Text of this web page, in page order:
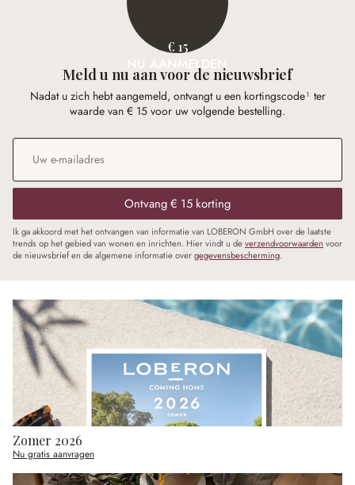
€ 15
NU AANMELDEN
Meld u nu aan voor de nieuwsbrief
Nadat u zich hebt aangemeld, ontvangt u een kortingscode¹ ter
waarde van € 15 voor uw volgende bestelling.
E-mailadres
Ontvang € 15 korting
Ik ga akkoord met het ontvangen van informatie van LOBERON GmbH over de laatste
trends op het gebied van wonen en inrichten. Hier vindt u deverzendvoorwaarden voor
de nieuwsbrief en de algemene informatie overgegevensbescherming.
Zomer 2026
Nu gratis aanvragen